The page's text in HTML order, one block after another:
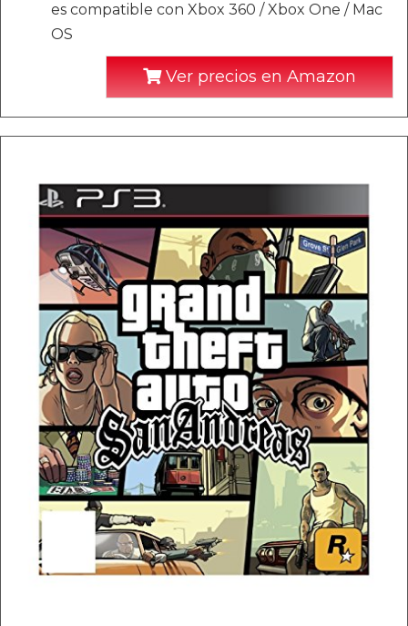
es compatible con Xbox 360 / Xbox One / Mac
OS
Ver precios en Amazon